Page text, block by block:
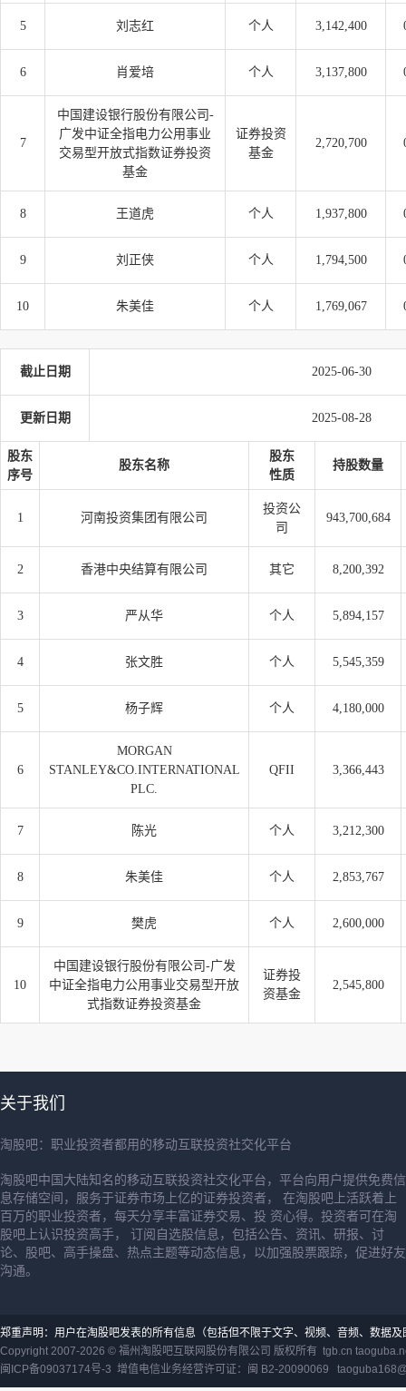
5 刘志红 个人 3,142,400
6 肖爱培 个人 3,137,800
7
中国建设银行股份有限公司-
广发中证全指电力公用事业
交易型开放式指数证券投资
基金
证券投资
基金
2,720,700
8 王道虎 个人 1,937,800
9 刘正侠 个人 1,794,500
10 朱美佳 个人 1,769,067
截止日期 2025-06-30
更新日期 2025-08-28
股东
序号
股东名称
股东
性质
持股数量
1 河南投资集团有限公司
投资公
司
943,700,684
2 香港中央结算有限公司 其它 8,200,392
3 严从华 个人 5,894,157
4 张文胜 个人 5,545,359
5 杨子辉 个人 4,180,000
6
MORGAN
STANLEY&CO.INTERNATIONAL
PLC.
QFII 3,366,443
7 陈光 个人 3,212,300
8 朱美佳 个人 2,853,767
9 樊虎 个人 2,600,000
10
中国建设银行股份有限公司-广发
中证全指电力公用事业交易型开放
式指数证券投资基金
证券投
资基金
2,545,800
关于我们
淘股吧：职业投资者都用的移动互联投资社交化平台
淘股吧中国大陆知名的移动互联投资社交化平台，平台向用户提供免费信
息存储空间，服务于证券市场上亿的证券投资者， 在淘股吧上活跃着上
百万的职业投资者，每天分享丰富证券交易、投 资心得。投资者可在淘
股吧上认识投资高手， 订阅自选股信息，包括公告、资讯、研报、讨
论、股吧、高手操盘、热点主题等动态信息，以加强股票跟踪，促进好友
沟通。
郑重声明：用户在淘股吧发表的所有信息（包括但不限于文字、视频、音频、数据
Copyright 2007-2026 © 福州淘股吧互联网股份有限公司 版权所有 tgb.cn
闽ICP备09037174号-3 增值电信业务经营许可证：闽 B2-20090069